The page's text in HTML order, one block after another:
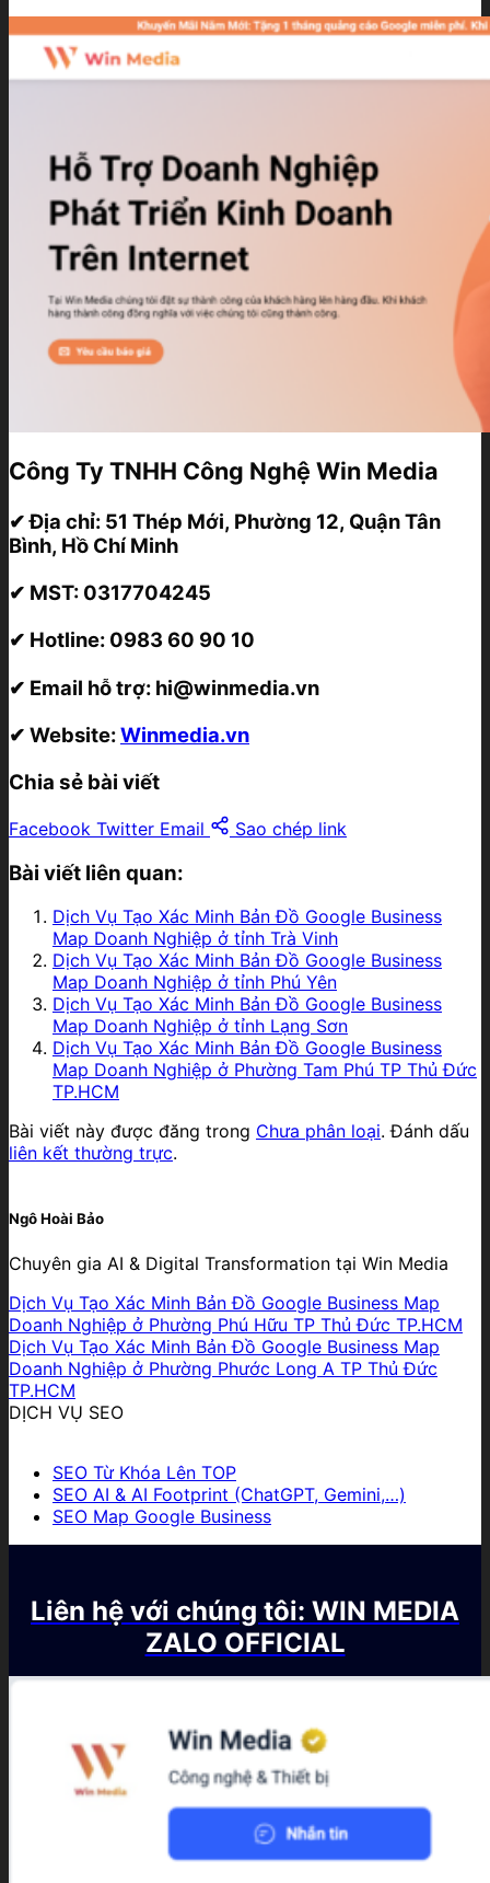
Công Ty TNHH Công Nghệ Win Media
✔ Địa chỉ: 51 Thép Mới, Phường 12, Quận Tân
Bình, Hồ Chí Minh
✔ MST: 0317704245
✔ Hotline: 0983 60 90 10
✔ Email hỗ trợ: hi@winmedia.vn
✔ Website:Winmedia.vn
Chia sẻ bài viết
Facebook Twitter Email Sao chép link
Bài viết liên quan:
Dịch Vụ Tạo Xác Minh Bản Đồ Google Business
Map Doanh Nghiệp ở tỉnh Trà Vinh
Dịch Vụ Tạo Xác Minh Bản Đồ Google Business
Map Doanh Nghiệp ở tỉnh Phú Yên
Dịch Vụ Tạo Xác Minh Bản Đồ Google Business
Map Doanh Nghiệp ở tỉnh Lạng Sơn
Dịch Vụ Tạo Xác Minh Bản Đồ Google Business
Map Doanh Nghiệp ở Phường Tam Phú TP Thủ Đức
TP.HCM
Bài viết này được đăng trong Chưa phân loại. Đánh dấu
liên kết thường trực.
Ngô Hoài Bảo
Chuyên gia AI & Digital Transformation tại Win Media
Dịch Vụ Tạo Xác Minh Bản Đồ Google Business Map
Doanh Nghiệp ở Phường Phú Hữu TP Thủ Đức TP.HCM
Dịch Vụ Tạo Xác Minh Bản Đồ Google Business Map
Doanh Nghiệp ở Phường Phước Long A TP Thủ Đức
TP.HCM
DỊCH VỤ SEO
SEO Từ Khóa Lên TOP
SEO AI & AI Footprint (ChatGPT, Gemini,…)
SEO Map Google Business
Liên hệ với chúng tôi: WIN MEDIA
ZALO OFFICIAL